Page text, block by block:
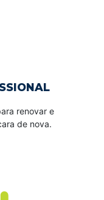
renovar e
de nova.